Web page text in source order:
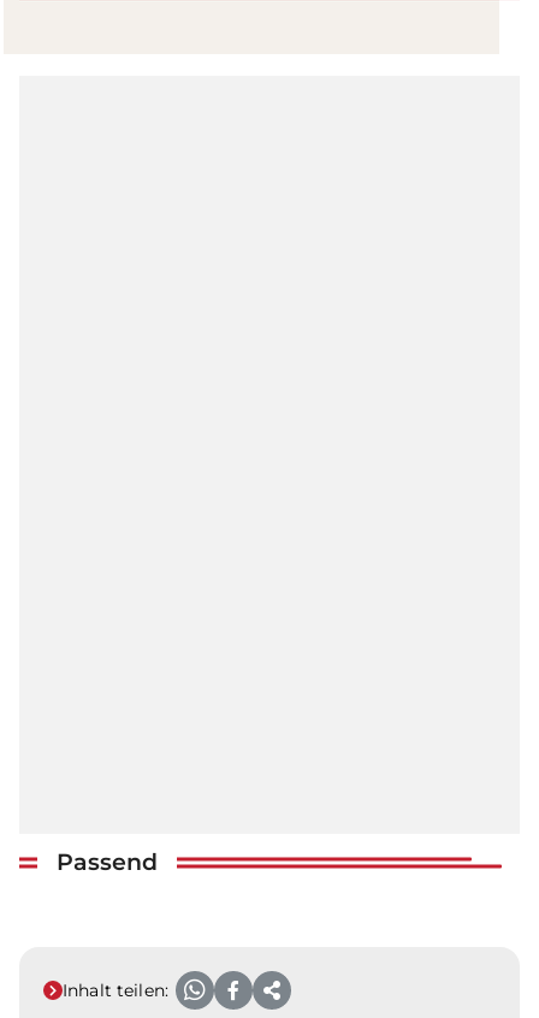
Passend
Inhalt teilen: